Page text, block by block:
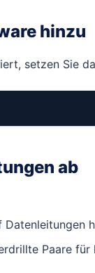
hinzu
setzen Sie
ab
Paare für